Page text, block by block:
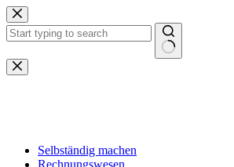
Zum
Inhalt
springen
Keine
Ergebnisse
Selbständig machen
Rechnungswesen